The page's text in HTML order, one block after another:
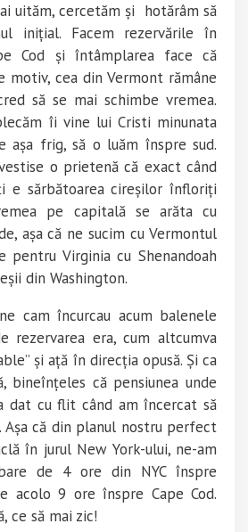
uităm, cercetăm și hotărâm să
inițial. Facem rezervările în
Cod și întâmplarea face că
motiv, cea din Vermont rămâne
să se mai schimbe vremea.
îi vine lui Cristi minunata
așa frig, să o luăm înspre sud.
o prietenă că exact când
e sărbătoarea cireșilor înfloriți
pe capitală se arăta cu
așa că ne sucim cu Vermontul
Virginia cu Shenandoah
din Washington.
cam încurcau acum balenele
rezervarea era, cum altcumva
și ață în direcția opusă. Și ca
bineînțeles că pensiunea unde
dat cu flit când am încercat să
Așa că din planul nostru perfect
în jurul New York-ului, ne-am
de 4 ore din NYC înspre
acolo 9 ore înspre Cape Cod.
ce să mai zic!